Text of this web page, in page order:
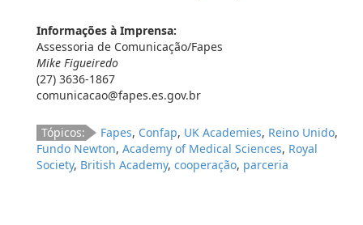
Informações à Imprensa:
Assessoria de Comunicação/Fapes
Mike Figueiredo
(27) 3636-1867
comunicacao@fapes.es.gov.br
Tópicos: Fapes, Confap, UK Academies, Reino Unido,
Fundo Newton, Academy of Medical Sciences, Royal
Society, British Academy, cooperação, parceria